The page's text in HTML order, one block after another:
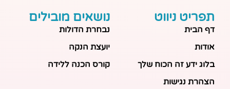
תפריט ניווט
דף הבית
אודות
בלוג ידע זה הכוח שלך
הצהרת נגישות
נושאים מובילים
נבחרת הדולות
יועצת הנקה
קורס הכנה ללידה